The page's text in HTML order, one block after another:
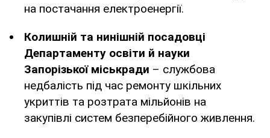
на постачання електроенергії.
Колишній та нинішній посадовці
Департаменту освіти й науки
Запорізької міськради – службова
недбалість під час ремонту шкільних
укриттів та розтрата мільйонів на
закупівлі систем безперебійного живлення.